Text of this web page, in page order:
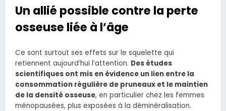
Un allié possible contre la perte
osseuse liée à l’âge
Ce sont surtout ses effets sur le squelette qui
retiennent aujourd’hui l’attention. Des études
scientifiques ont mis en évidence un lien entre la
consommation régulière de pruneaux et le maintien
de la densité osseuse, en particulier chez les femmes
ménopausées, plus exposées à la déminéralisation.